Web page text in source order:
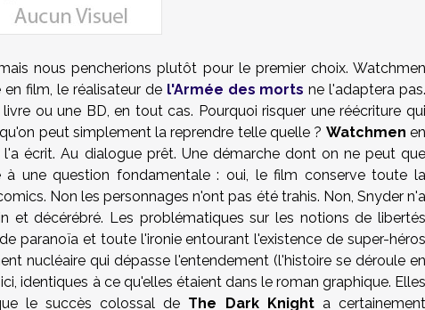
nous pencherions plutôt pour le premier choix. Watchmen
film, le réalisateur de l'Armée des morts ne l'adaptera pas.
ou une BD, en tout cas. Pourquoi risquer une réécriture qui
peut simplement la reprendre telle quelle ? Watchmen en
écrit. Au dialogue prêt. Une démarche dont on ne peut que
une question fondamentale : oui, le film conserve toute la
Non les personnages n'ont pas été trahis. Non, Snyder n'a
et décérébré. Les problématiques sur les notions de libertés
paranoïa et toute l'ironie entourant l'existence de super-héros
nucléaire qui dépasse l'entendement (l'histoire se déroule en
identiques à ce qu'elles étaient dans le roman graphique. Elles
le succès colossal de The Dark Knight a certainement